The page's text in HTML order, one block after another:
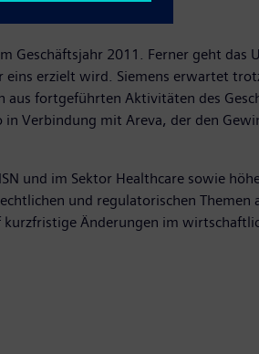
Geschäftsjahr 2011. Ferner geht das
erzielt wird. Siemens erwartet
fortgeführten Aktivitäten des
Verbindung mit Areva, der den
und im Sektor Healthcare sowie
und regulatorischen Themen
Änderungen im